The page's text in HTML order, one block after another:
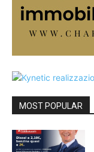
MOST POPULAR